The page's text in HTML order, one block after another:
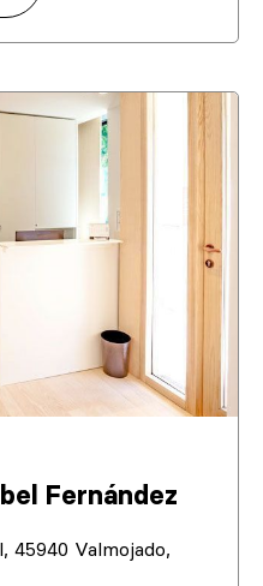
Fernández
45940 Valmojado,